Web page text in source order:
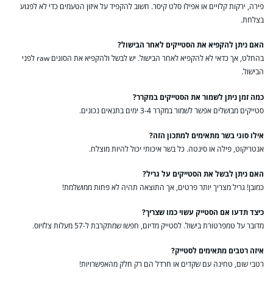
פירה, ירקות קלויים או אפילו סלט קיסר. חשוב להקפיד על איזון הטעמים כדי לא לפגוע
בצלחת.
האם ניתן להקפיא את הסטייקים לאחר הבישול?
בהחלט, אך כדאי לא להקפיא לאחר הבישול. יש לבשל ולהקפיא את הסוגים raw לפני
הבישול.
כמה זמן ניתן לשמור את הסטייקים במקרר?
סטייקים מבושלים אפשר לשמור במקרר 3-4 ימים בתנאים נכונים.
אילו סוגי בשר מתאימים למתכון הזה?
אנטריקוט, פילה או סינטה. כל בשר איכותי יכול להיות מוצלח.
האם ניתן לבשל את הסטייקים על גריל?
כמובן! גריל מצריך יותר פרטים, אך התוצאה תהיה לא פחות ממושלמת!
כיצד תדעו אם הסטייק עשוי כמו שצריך?
מדובר על טמפרטורת בישול. לסטייק מדיום, חפשו שמתקרבת ל-57 מעלות צלזיוס.
איזה רטבים מתאימים לסטייק?
רטבי שום, טחינה עם שקדים או חרדל הם רק חלק מהאפשרויות!